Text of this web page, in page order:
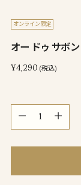
オンライン限定
オー ドゥ サボ
通
¥4,290 (税込)
量